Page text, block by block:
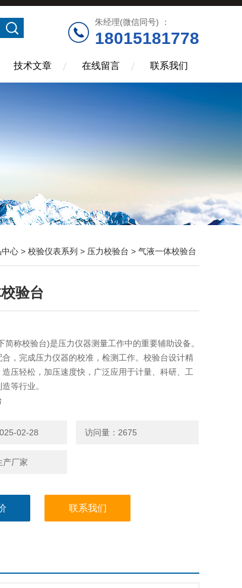
朱经理(微信同号) ：
18015181778
技术文章 在线留言 联系我们
中心 > 校验仪表系列 > 压力校验台 > 气液一体校验台
验台
简称校验台)是压力仪器测量工作中的重要辅助设备。
，完成压力仪器的校准，检测工作。校验台设计精
压轻松，加压速度快，广泛应用于计量、科研、工
等行业。
02-28 访问量：2675
产厂家
联系我们